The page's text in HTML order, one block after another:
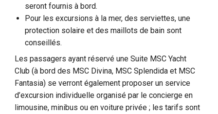
seront fournis à bord.
Pour les excursions à la mer, des serviettes, une
protection solaire et des maillots de bain sont
conseillés.
Les passagers ayant réservé une Suite MSC Yacht
Club (à bord des MSC Divina, MSC Splendida et MSC
Fantasia) se verront également proposer un service
d’excursion individuelle organisé par le concierge en
limousine, minibus ou en voiture privée ; les tarifs sont